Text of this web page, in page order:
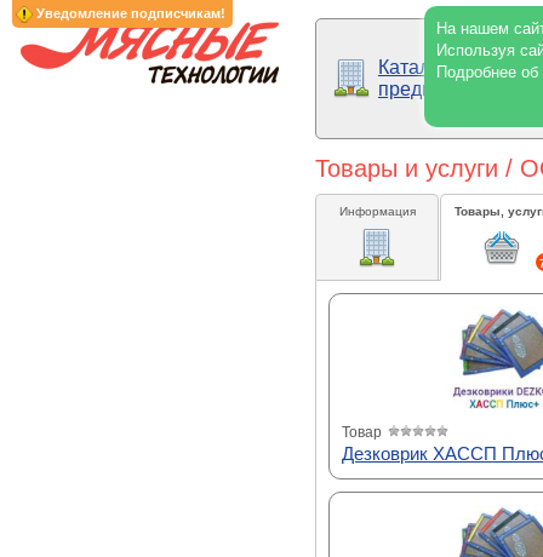
Уведомление подписчикам!
На нашем
Используя
Подробнее
Каталог
предприятий
Товары и услуги /
Информация Товары,
Товар
Дезковрик ХАССП